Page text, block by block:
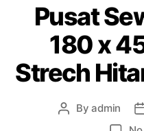
Pusat
180 x
Strech
PostByadmin